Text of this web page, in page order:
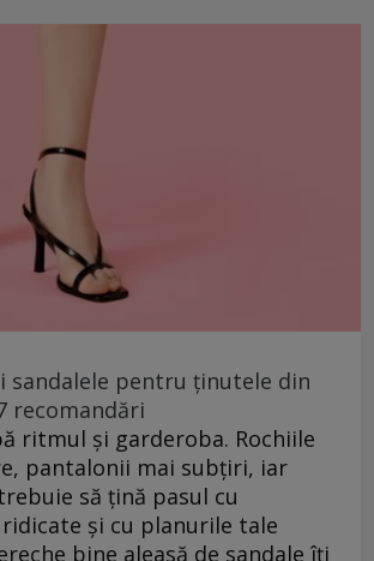
sandalele pentru ținutele din
recomandări
ritmul și garderoba. Rochiile
pantalonii mai subțiri, iar
să țină pasul cu
și cu planurile tale
bine aleasă de sandale îți